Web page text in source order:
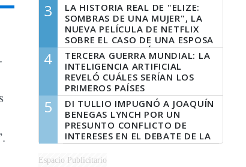
3
LA HISTORIA REAL DE "ELIZE:
SOMBRAS DE UNA MUJER", LA
NUEVA PELÍCULA DE NETFLIX
SOBRE EL CASO DE UNA ESPOSA
QUE DESCUARTIZÓ A SU
MARIDO
4
TERCERA GUERRA MUNDIAL: LA
INTELIGENCIA ARTIFICIAL
REVELÓ CUÁLES SERÍAN LOS
PRIMEROS PAÍSES
LATINOAMERICANOS EN SER
DERROTADOS
5
DI TULLIO IMPUGNÓ A JOAQUÍN
BENEGAS LYNCH POR UN
PRESUNTO CONFLICTO DE
INTERESES EN EL DEBATE DE LA
LEY DE TIERRAS
Espacio Publicitario